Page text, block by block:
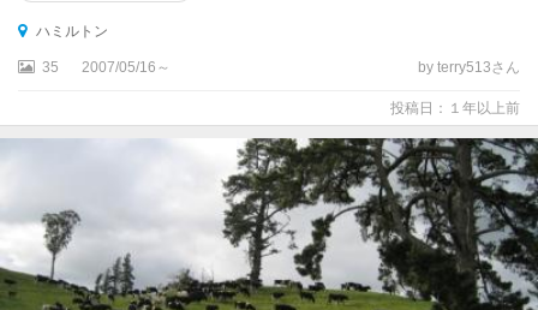
ハミルトン
35 2007/05/16～ by terry513さん
投稿日：１年以上前